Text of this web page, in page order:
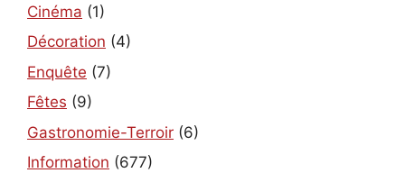
Cinéma (1)
Décoration (4)
Enquête (7)
Fêtes (9)
Gastronomie-Terroir (6)
Information (677)